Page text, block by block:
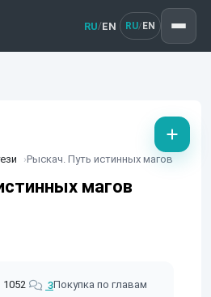
RU/EN RU/ EN
Рыскач. Путь истинных магов
магов
1052 3Покупка по главам